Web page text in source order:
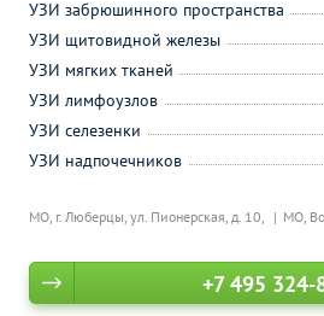
МО, г. Люберцы, ул. Пионерская, д. 10, МО,
УЗИ забрюшинного пространства
УЗИ щитовидной железы
УЗИ мягких тканей
УЗИ лимфоузлов
УЗИ селезенки
УЗИ надпочечников
+7 495 324-